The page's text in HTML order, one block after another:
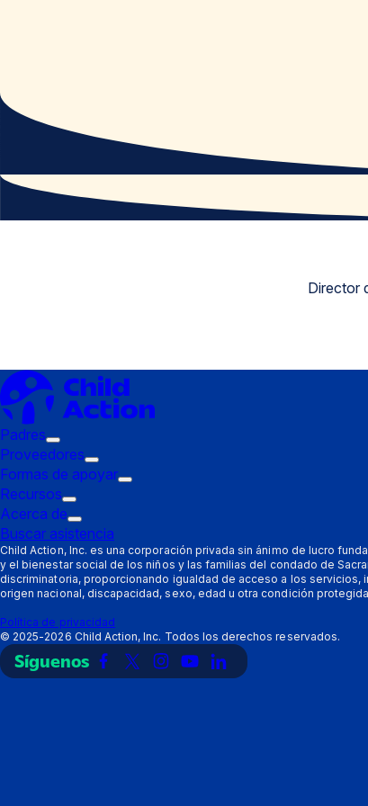
Director
Padres
Submenú
de
disparo:
Padres
Proveedores
Submenú
Proveedores
Formas de apoyar
Formas
de
apoyar
Recursos
de
disparo:
Recursos
Acerca de
Submenú
de
disparo:
Acerca
Buscar asistencia
Child Action, Inc. es una corporación privada sin ánimo de lucro
y el bienestar social de los niños y las familias del condado de
discriminatoria, proporcionando igualdad de acceso a los servicios,
origen nacional, discapacidad, sexo, edad u otra condición
Política de privacidad
© 2025-2026 Child Action, Inc. Todos los derechos reservados.
SíguenosEnlace
a
Enlace
a
Enlace
a
Enlace
a
Enlace
a